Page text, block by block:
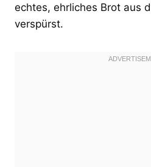
echtes, ehrliches Brot aus
verspürst.